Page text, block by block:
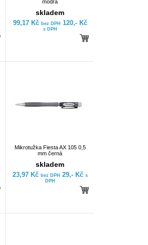
modrá
skladem
99,17 Kč bez DPH 120,- Kč
s DPH
Mikrotužka Fiesta AX 105 0,5
mm černá
skladem
23,97 Kč bez DPH 29,- Kč s
DPH